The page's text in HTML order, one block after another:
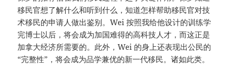
移民官想了解什么和听到什么，知道怎样帮助移民官对技
术移民的申请人做出鉴别。Wei 按照我给他设计的训练学
完博士以后，将会成为加国难得的高科技人才，而这正是
加拿大经济所需要的。此外，Wei 的身上还表现出公民的
“完整性”，将会成为品学兼优的新一代移民。诸如此类。